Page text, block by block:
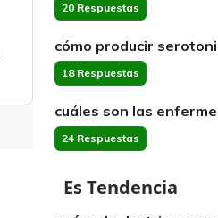
20 Respuestas
cómo producir
18 Respuestas
cuáles son las
24 Respuestas
Es Tendencia